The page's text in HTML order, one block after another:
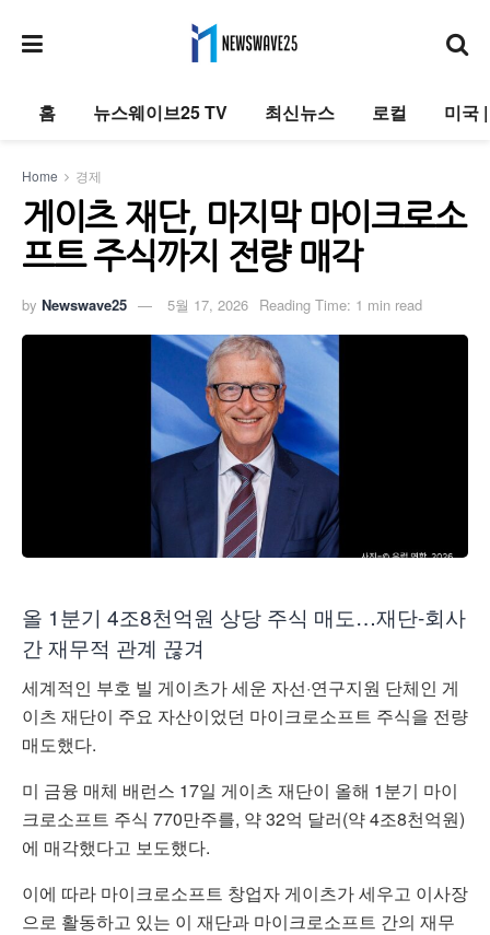
홈 뉴스웨이브25 TV 최신뉴스 로컬 미국
Home 경제
게이츠 재단, 마지막 마이크로소
프트 주식까지 전량 매각
by Newswave25 5월 17, 2026 Reading Time: 1 min read
올 1분기 4조8천억원 상당 주식 매도…재단-회사
간 재무적 관계 끊겨
세계적인 부호 빌 게이츠가 세운 자선·연구지원 단체인 게
이츠 재단이 주요 자산이었던 마이크로소프트 주식을 전량
매도했다.
미 금융 매체 배런스 17일 게이츠 재단이 올해 1분기 마이
크로소프트 주식 770만주를, 약 32억 달러(약 4조8천억원)
에 매각했다고 보도했다.
이에 따라 마이크로소프트 창업자 게이츠가 세우고 이사장
으로 활동하고 있는 이 재단과 마이크로소프트 간의 재무